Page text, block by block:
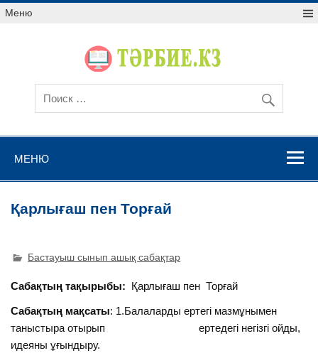
Меню
МЕНЮ
Қарлығаш пен Торғай
Бастауыш сынып ашық сабақтар
Сабақтың тақырыбы: Қарлығаш пен Торғай
Сабақтың мақсаты: 1.Балаларды ертегі мазмұнымен
таныстыра отырып ертедегі негізгі ойды,
идеяны ұғындыру.